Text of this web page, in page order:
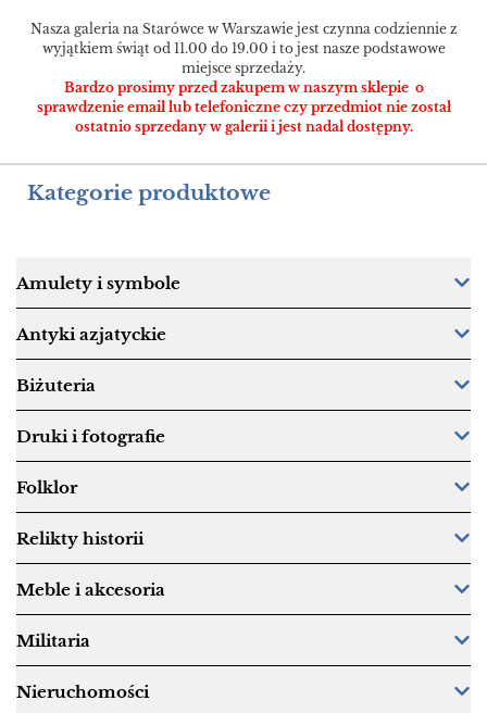
Nasza galeria na Starówce w Warszawie jest czynna codziennie z
wyjątkiem świąt od 11.00 do 19.00 i to jest nasze podstawowe
miejsce sprzedaży.
Bardzo prosimy przed zakupem w naszym sklepie o
sprawdzenie email lub telefoniczne czy przedmiot nie został
ostatnio sprzedany w galerii i jest nadal dostępny.
Kategorie produktowe
Amulety i symbole
Antyki azjatyckie
Biżuteria
Druki i fotografie
Folklor
Relikty historii
Meble i akcesoria
Militaria
Nieruchomości